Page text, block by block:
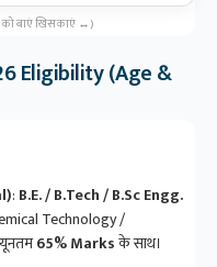
को बाएं खिसकाएं ↔️)
Eligibility (Age &
: B.E. / B.Tech / B.Sc Engg.
Technology /
65% Marksके साथ।